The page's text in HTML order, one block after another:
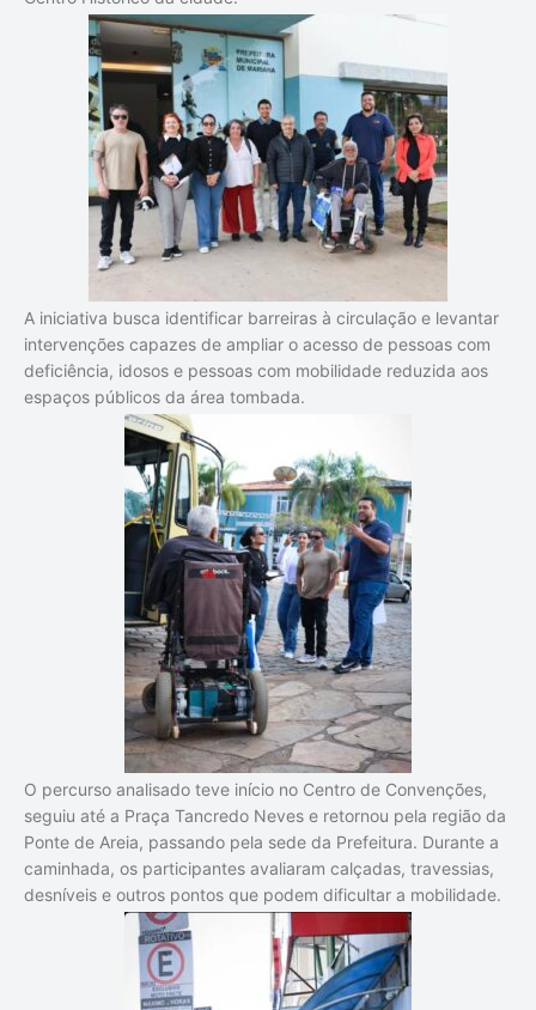
A iniciativa busca identificar barreiras à circulação e levantar
intervenções capazes de ampliar o acesso de pessoas com
deficiência, idosos e pessoas com mobilidade reduzida aos
espaços públicos da área tombada.
O percurso analisado teve início no Centro de Convenções,
seguiu até a Praça Tancredo Neves e retornou pela região da
Ponte de Areia, passando pela sede da Prefeitura. Durante a
caminhada, os participantes avaliaram calçadas, travessias,
desníveis e outros pontos que podem dificultar a mobilidade.